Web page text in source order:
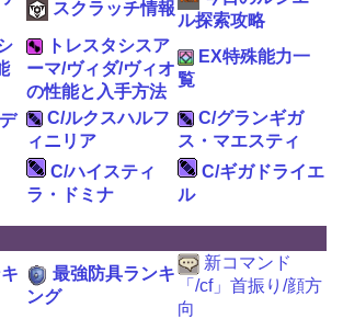
スクラッチ情報
ル探索攻略
トレスタシスア
ーマ/ヴィダ/ヴィオ
の性能と入手方法
EX特殊能力一
覧
C/ルクスハルフ
ィニリア
C/グランギガ
ス・マエスティ
C/ハイスティ
ラ・ドミナ
C/ギガドライエ
ル
最強防具ランキ
ング
新コマンド
「/cf」首振り/顔方
向